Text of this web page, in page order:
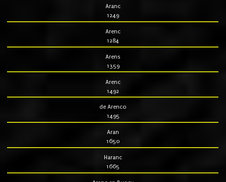
Aranc
1249
Arenc
1284
Arens
1359
Arenc
1492
de Arenco
1495
Aran
1650
Haranc
1665